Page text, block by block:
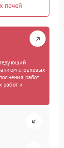
печей
страховых
работ
работ и